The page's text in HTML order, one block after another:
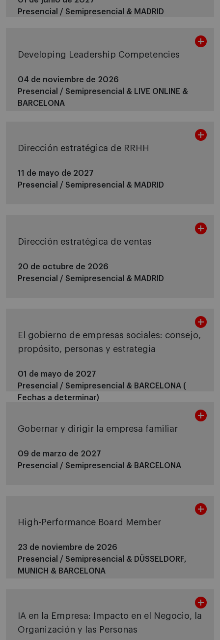
Presencial / Semipresencial & MADRID
Developing Leadership Competencies
04 de noviembre de 2026
Presencial / Semipresencial & LIVE ONLINE &
BARCELONA
Dirección estratégica de RRHH
11 de mayo de 2027
Presencial / Semipresencial & MADRID
Dirección estratégica de ventas
20 de octubre de 2026
Presencial / Semipresencial & MADRID
El gobierno de empresas sociales: consejo,
propósito, personas y estrategia
01 de mayo de 2027
Presencial / Semipresencial & BARCELONA (
Fechas a determinar)
Gobernar y dirigir la empresa familiar
09 de marzo de 2027
Presencial / Semipresencial & BARCELONA
High-Performance Board Member
23 de noviembre de 2026
Presencial / Semipresencial & DÜSSELDORF,
MUNICH & BARCELONA
IA en la Empresa: Impacto en el Negocio, la
Organización y las Personas